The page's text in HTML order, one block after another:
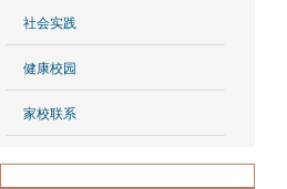
社会实践
健康校园
家校联系